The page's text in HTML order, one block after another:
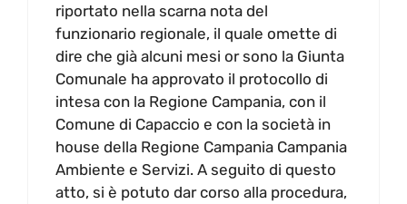
riportato nella scarna nota del
funzionario regionale, il quale omette di
dire che già alcuni mesi or sono la Giunta
Comunale ha approvato il protocollo di
intesa con la Regione Campania, con il
Comune di Capaccio e con la società in
house della Regione Campania Campania
Ambiente e Servizi. A seguito di questo
atto, si è potuto dar corso alla procedura,